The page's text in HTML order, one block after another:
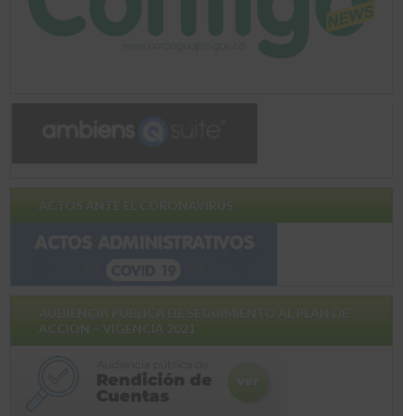
ACTOS ANTE EL CORONAVIRUS
ACCIÓN – VIGENCIA 2021